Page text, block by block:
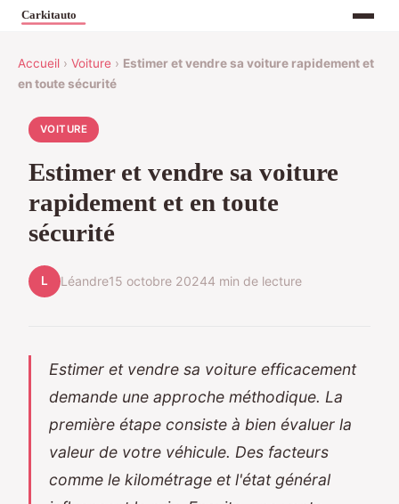
Accueil › Voiture › Estimer et vendre sa voiture rapidement et
en toute sécurité
VOITURE
Estimer et vendre sa voiture
rapidement et en toute
sécurité
L Léandre15 octobre 20244 min de lecture
Estimer et vendre sa voiture efficacement
demande une approche méthodique. La
première étape consiste à bien évaluer la
valeur de votre véhicule. Des facteurs
comme le kilométrage et l'état général